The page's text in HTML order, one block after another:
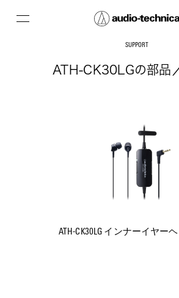
SUPPORT
ATH-CK30LGの部品
ATH-CK30LG インナーイヤー